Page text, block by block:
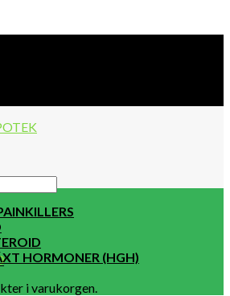
i varukorgen.
HORMONER (HGH)